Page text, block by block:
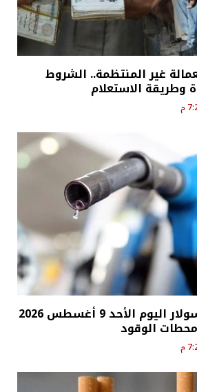
العمالة غير المنتظمة.. الشروط
وطريقة الاستعلام
أسعار البنزين والسولار اليوم الأحد 9 أغسطس 2026
الوقود